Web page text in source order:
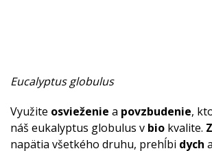
Zemitá
Afrodiziakálne
Vianočný
Eucalyptus globulus
Využite osvieženie a povzbudenie,
náš eukalyptus globulus v bio kvalite.
napätia všetkého druhu, prehĺbi dych